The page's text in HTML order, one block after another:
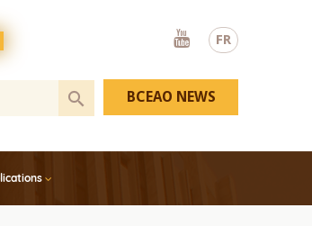
FR
Youtube
BCEAO NEWS